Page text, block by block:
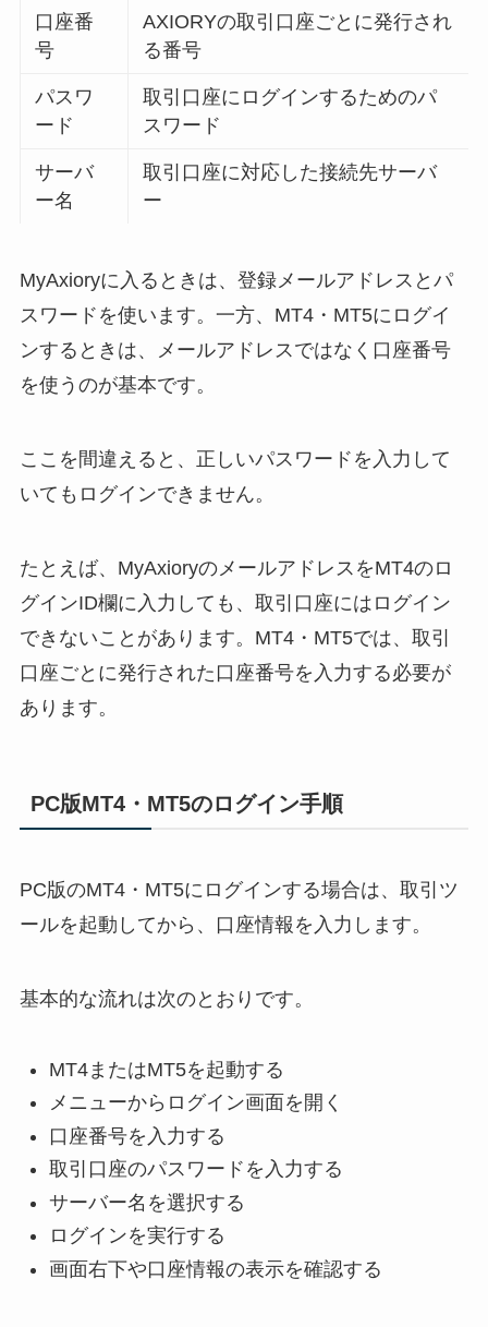
口座番
号
AXIORYの取引口座ごとに発行され
る番号
パスワ
ード
取引口座にログインするためのパ
スワード
サーバ
ー名
取引口座に対応した接続先サーバ
ー
MyAxioryに入るときは、登録メールアドレスとパ
スワードを使います。一方、MT4・MT5にログイ
ンするときは、メールアドレスではなく口座番号
を使うのが基本です。
ここを間違えると、正しいパスワードを入力して
いてもログインできません。
たとえば、MyAxioryのメールアドレスをMT4のロ
グインID欄に入力しても、取引口座にはログイン
できないことがあります。MT4・MT5では、取引
口座ごとに発行された口座番号を入力する必要が
あります。
PC版MT4・MT5のログイン手順
PC版のMT4・MT5にログインする場合は、取引ツ
ールを起動してから、口座情報を入力します。
基本的な流れは次のとおりです。
MT4またはMT5を起動する
メニューからログイン画面を開く
口座番号を入力する
取引口座のパスワードを入力する
サーバー名を選択する
ログインを実行する
画面右下や口座情報の表示を確認する